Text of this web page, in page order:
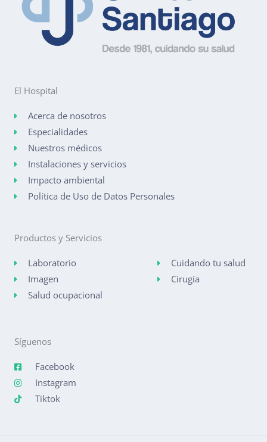
El Hospital
Acerca de nosotros
Especialidades
Nuestros médicos
Instalaciones y servicios
Impacto ambiental
Política de Uso de Datos Personales
Productos y Servicios
Laboratorio
Imagen
Salud ocupacional
Cuidando tu salud
Cirugía
Síguenos
Facebook
Instagram
Tiktok